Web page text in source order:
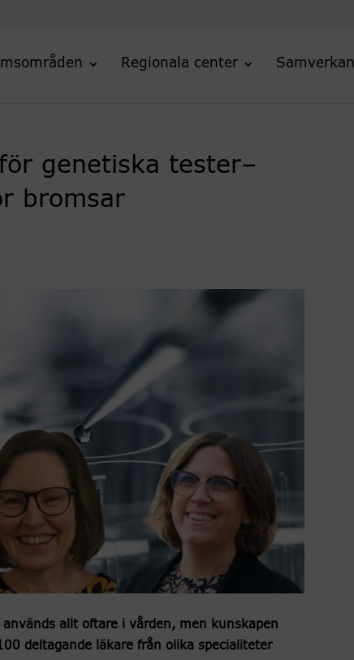
Regionala center Samverkan
genetiska tester–
bromsar
allt oftare i vården, men kunskapen
deltagande läkare från olika specialiteter